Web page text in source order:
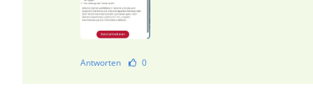
Antworten 0